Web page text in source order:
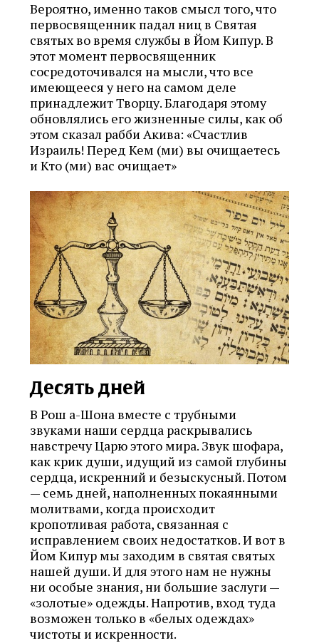
Вероятно, именно таков смысл того, что
первосвященник падал ниц в Святая
святых во время службы в Йом Кипур. В
этот момент первосвященник
сосредоточивался на мысли, что все
имеющееся у него на самом деле
принадлежит Творцу. Благодаря этому
обновлялись его жизненные силы, как об
этом сказал рабби Акива: «Счастлив
Израиль! Перед Кем (ми) вы очищаетесь
и Кто (ми) вас очищает»
Десять дней
В Рош а-Шона вместе с трубными
звуками наши сердца раскрывались
навстречу Царю этого мира. Звук шофара,
как крик души, идущий из самой глубины
сердца, искренний и безыскусный. Потом
— семь дней, наполненных покаянными
молитвами, когда происходит
кропотливая работа, связанная с
исправлением своих недостатков. И вот в
Йом Кипур мы заходим в святая святых
нашей души. И для этого нам не нужны
ни особые знания, ни большие заслуги —
«золотые» одежды. Напротив, вход туда
возможен только в «белых одеждах»
чистоты и искренности.